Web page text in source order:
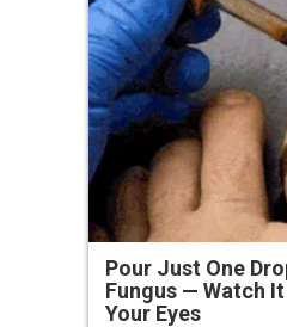
Pour Just One
Fungus — Watch
Your Eyes